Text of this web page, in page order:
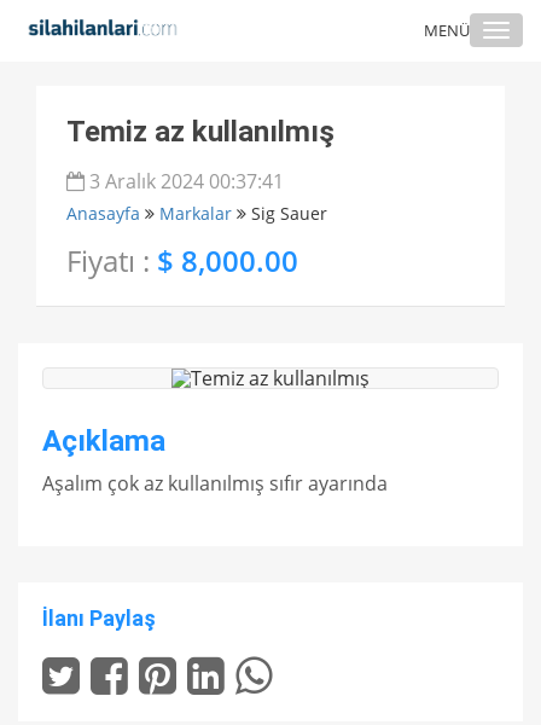
MENÜ
Temiz az kullanılmış
3 Aralık 2024 00:37:41
Anasayfa Markalar Sig Sauer
Fiyatı : $ 8,000.00
Açıklama
Aşalım çok az kullanılmış sıfır ayarında
İlanı Paylaş